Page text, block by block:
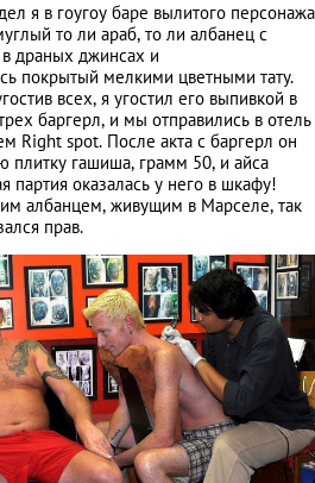
я в гоугоу баре вылитого персонажа
то ли араб, то ли албанец с
драных джинсах и
покрытый мелкими цветными тату.
всех, я угостил его выпивкой в
баргерл, и мы отправились в отель
Right spot. После акта с баргерл он
плитку гашиша, грамм 50, и айса
партия оказалась у него в шкафу!
албанцем, живущим в Марселе, так
прав.